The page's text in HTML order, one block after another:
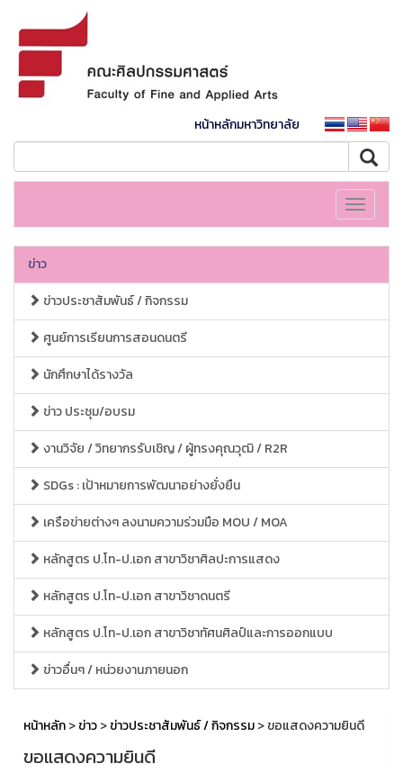
หน้าหลักมหาวิทยาลัย
Toggle
ข่าว
ข่าวประชาสัมพันธ์ / กิจกรรม
ศูนย์การเรียนการสอนดนตรี
นักศึกษาได้รางวัล
ข่าว ประชุม/อบรม
งานวิจัย / วิทยากรรับเชิญ / ผู้ทรงคุณวุฒิ / R2R
SDGs : เป้าหมายการพัฒนาอย่างยั่งยืน
เครือข่ายต่างๆ ลงนามความร่วมมือ MOU / MOA
หลักสูตร ป.โท-ป.เอก สาขาวิชาศิลปะการแสดง
หลักสูตร ป.โท-ป.เอก สาขาวิชาดนตรี
หลักสูตร ป.โท-ป.เอก สาขาวิชาทัศนศิลป์และการออกแบบ
ข่าวอื่นๆ / หน่วยงานภายนอก
หน้าหลัก>ข่าว>ข่าวประชาสัมพันธ์ / กิจกรรม> ขอแสดงความยินดี
ขอแสดงความยินดี